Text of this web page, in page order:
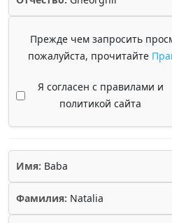
Прежде чем запросить
пожалуйста, прочитайте
Я согласен с правилами и
политикой сайта
Имя: Baba
Фамилия: Natalia